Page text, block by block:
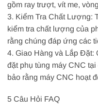
gồm ray trượt, vít me,
3. Kiểm Tra Chất Lượng:
kiểm tra chất lượng của
rằng chúng đáp ứng các
4. Giao Hàng và Lắp Đặt:
đặt phụ tùng máy CNC
bảo rằng máy CNC hoạt
5 Câu Hỏi FAQ